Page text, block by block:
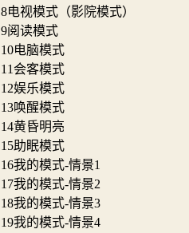
8电视模式（影院模式）
9阅读模式
10电脑模式
11 会客模式
12娱乐模式
13唤醒模式
14黄昏明亮
15助眠模式
16我的模式-情景1
17我的模式-情景2
18我的模式-情景3
19我的模式-情景4